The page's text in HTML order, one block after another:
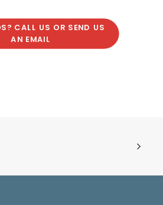
CALL US OR SEND US
AN EMAIL